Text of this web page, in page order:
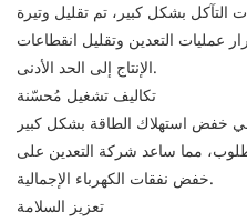
التآكل بشكل كبير، تم تقليل وتيرة
عمليات التعدين وتقليل انقطاعات
الإنتاج إلى الحد الأدنى.
تكاليف تشغيل مُحسّنة
خفض استهلاك الطاقة بشكل كبير
مما ساعد شركة التعدين على
خفض نفقات الكهرباء الإجمالية.
تعزيز السلامة